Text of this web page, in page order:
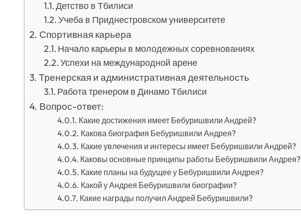
Детство в Тбилиси
Учеба в Приднестровском университете
Спортивная карьера
Начало карьеры в молодежных соревнованиях
Успехи на международной арене
Тренерская и административная деятельность
Работа тренером в Динамо Тбилиси
Вопрос-ответ:
Какие достижения имеет Бебуришвили Андрей?
Какова биография Бебуришвили Андрея?
Какие увлечения и интересы имеет Бебуришвили Андрей?
Каковы основные принципы работы Бебуришвили Андрея?
Какие планы на будущее у Бебуришвили Андрея?
Какой у Андрея Бебуришвили биографии?
Какие награды получил Андрей Бебуришвили?